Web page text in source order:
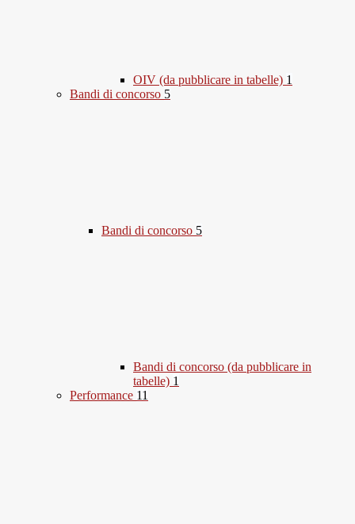
OIV (da pubblicare in tabelle) 1
Bandi di concorso 5
Bandi di concorso 5
Bandi di concorso (da pubblicare in
tabelle) 1
Performance 11